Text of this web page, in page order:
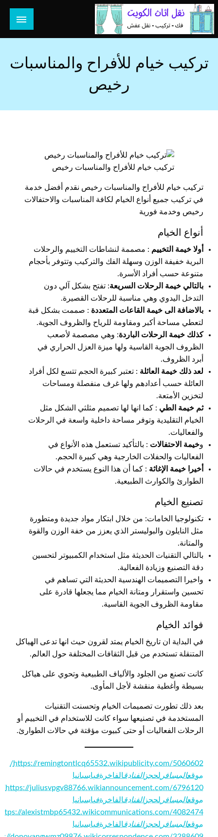
التخطي
إلى
المحتوى
هل تبحث عن أفضل خدمات بالكويت؟ خدمة فك نقل تركيب صيانة
تصليح جميع الخدمات المنزلية في الكويت
تركيب خيام للأفراح والمناسبات
رخيص
تركيب خيام للأفراح والمناسبات رخيص
تركيب خيام للأفراح والمناسبات رخيص نقدم أفضل خدمة
في تركيب جميع أنواع الخيام لكافة المناسبات والاحتفالات
رخيص وخدمة فورية
أنواع الخيام
أولا خيمة التخييم : مصممة لنشاطات التخييم والرحلات
البرية خفيفة الوزن وسهلة الفك والتركيب وتتوفر بأحجام
متنوعة حسب أفراد الأسرة.
بالتالي خيمة الرحلات السريعة: تفتح بشكل آلي دون
التدخل اليدوي وهي مناسبة للرحلات القصيرة.
بالاضافة الى خيمة القاعات المتعددة : صممت بشكل قبة
لتعطي مساحة أكبر ومقاومة للرياح والظروف الجوية.
كذلك خيمة الرحلات الباردة: وهي مصصمة لأصعب
الظروف الجوية القاسية ولها ميزة العزل الحراري في
أبرد الظروف.
لعد ذلك خيمة العائلة : تعتبر كبيرة الحجم تتسع لكل أفراد
العائلة حسب أعدادهم ولها غرف منفصلة ومساحات
لتخزين الأمتعة.
ثم خيمة الطي : كما انها لها تصميم مثلثي الشكل مثل
الخيام التقليدية وتوفر مساحة داخلية واسعة في الرحلات
والفعاليات.
وخيمة الاحتفالات : بالتأكيد تستعمل هذه الأنواع في
الفعاليات والحفلات الخارجية وهي كبيرة الحجم.
أخيرا خيمة الإغاثة : كما أن هذا النوع يستخدم في حالات
الطوارئ والكوارث الطبيعية.
تصنيع الخيام
تكنولوجيا الخامات: من خلال ابتكار مواد جديدة ومتطورة
مثل النايلون والبوليستر الذي يعزز من خفة الوزن والقوة
والمتانة.
بالتالي التقنيات الحديثة مثل استخدام الكمبيوتر لتحسين
دقة التصنيع وزيادة الفعالية.
واخيرا التصميمات الهندسية الحديثة التي تساهم في
تحسين واستقرار ومتانة الخيام مما يجعلها قادرة على
مقاومة الظروف الجوية القاسية.
فوائد الخيام
في البداية ان تاريخ الخيام يمتد لقرون حيث انها تدعى الهياكل
المتنقلة تستخدم من قبل الثقافات المختلفة حول العالم.
كانت تصنع من الجلود والألياف الطبيعية وتحوي على هياكل
بسيطة وأغطية منقشة لأجل المأوى.
بعد ذلك تطورت تصميمات الخيام وتحسنت التقنيات
المستخدمة في تصنيعها سواء كانت للاستخدام في التخييم أو
الرحلات الفعاليات أو حتى كبيوت مؤقتة في حالات الطوارئ.
https://remingtontlcq65532.wikipublicity.com/5060602/
موقعالمسافر لحجزالفنادقالفاخرةفياسبانيا
https://juliusvpgv88766.wikiannouncement.com/6796120/
موقعالمسافر لحجزالفنادقالفاخرةفياسبانيا
موقعالمسافر لحجزالفنادقالفاخرةفياسبانيا